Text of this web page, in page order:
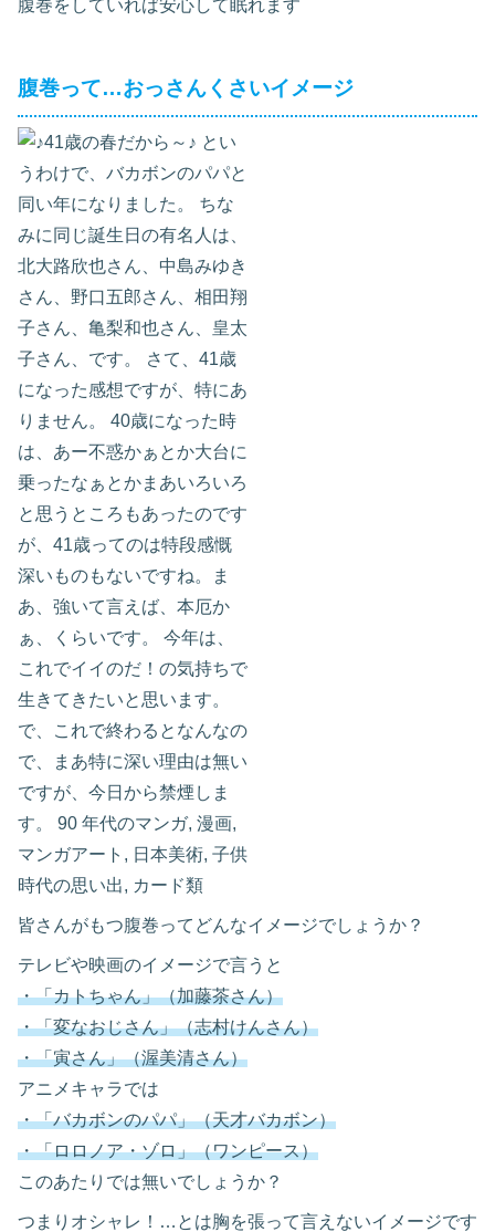
腹巻をしていれば安心して眠れます
腹巻って…おっさんくさいイメージ
皆さんがもつ腹巻ってどんなイメージでしょうか？
テレビや映画のイメージで言うと
・「カトちゃん」（加藤茶さん）
・「変なおじさん」（志村けんさん）
・「寅さん」（渥美清さん）
アニメキャラでは
・「バカボンのパパ」（天才バカボン）
・「ロロノア・ゾロ」（ワンピース）
このあたりでは無いでしょうか？
つまりオシャレ！…とは胸を張って言えないイメージです